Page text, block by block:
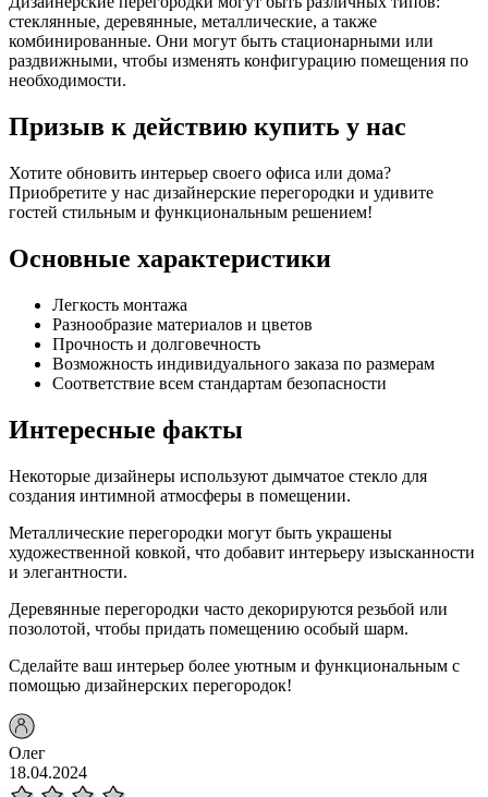
стеклянные, деревянные, металлические, а также
комбинированные. Они могут быть стационарными или
раздвижными, чтобы изменять конфигурацию помещения по
необходимости.
Призыв к действию купить у нас
Хотите обновить интерьер своего офиса или дома?
Приобретите у нас дизайнерские перегородки и удивите
гостей стильным и функциональным решением!
Основные характеристики
Легкость монтажа
Разнообразие материалов и цветов
Прочность и долговечность
Возможность индивидуального заказа по размерам
Соответствие всем стандартам безопасности
Интересные факты
Некоторые дизайнеры используют дымчатое стекло для
создания интимной атмосферы в помещении.
Металлические перегородки могут быть украшены
художественной ковкой, что добавит интерьеру изысканности
и элегантности.
Деревянные перегородки часто декорируются резьбой или
позолотой, чтобы придать помещению особый шарм.
Сделайте ваш интерьер более уютным и функциональным с
помощью дизайнерских перегородок!
Олег
18.04.2024